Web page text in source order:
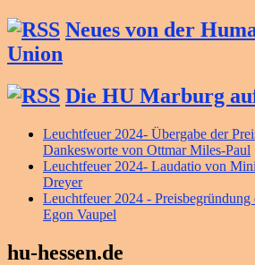
Neues von der
Union
Die HU Marburg
Leuchtfeuer 2024- Übergabe der
Dankesworte von Ottmar Miles-Paul
Leuchtfeuer 2024- Laudatio von
Dreyer
Leuchtfeuer 2024 -
Egon Vaupel
hu-hessen.de